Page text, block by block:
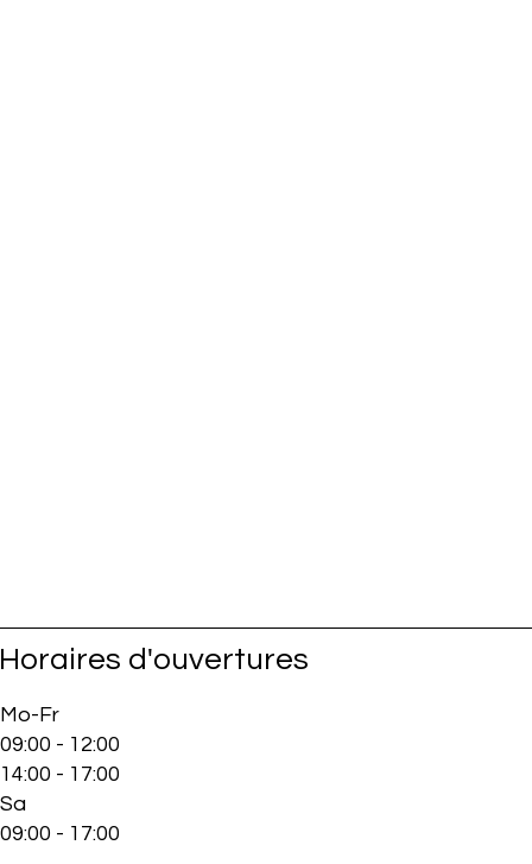
Horaires d'ouvertures
Mo-Fr
09:00 - 12:00
14:00 - 17:00
Sa
09:00 - 17:00